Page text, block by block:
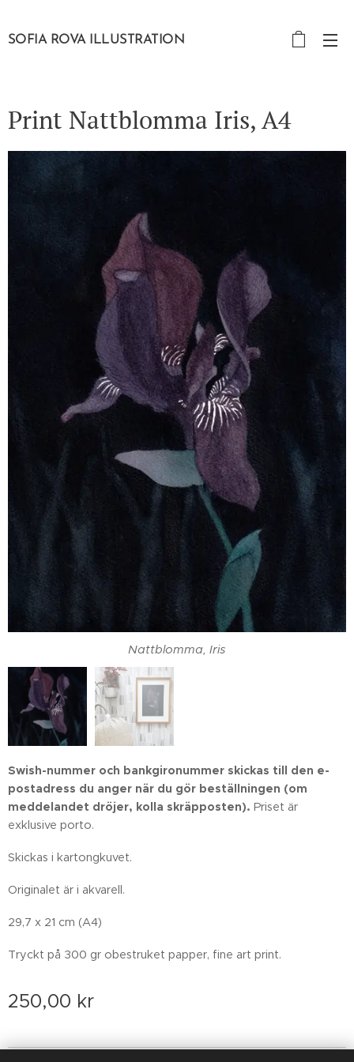
SOFIA ROVA ILLUSTRATION
Print Nattblomma Iris, A4
Nattblomma, Iris
Miljöbild
Swish-nummer och bankgironummer skickas till den e-
postadress du anger när du gör beställningen (om
meddelandet dröjer, kolla skräpposten). Priset är
exklusive porto.
Skickas i kartongkuvet.
Originalet är i akvarell.
29,7 x 21 cm (A4)
Tryckt på 300 gr obestruket papper, fine art print.
250,00 kr